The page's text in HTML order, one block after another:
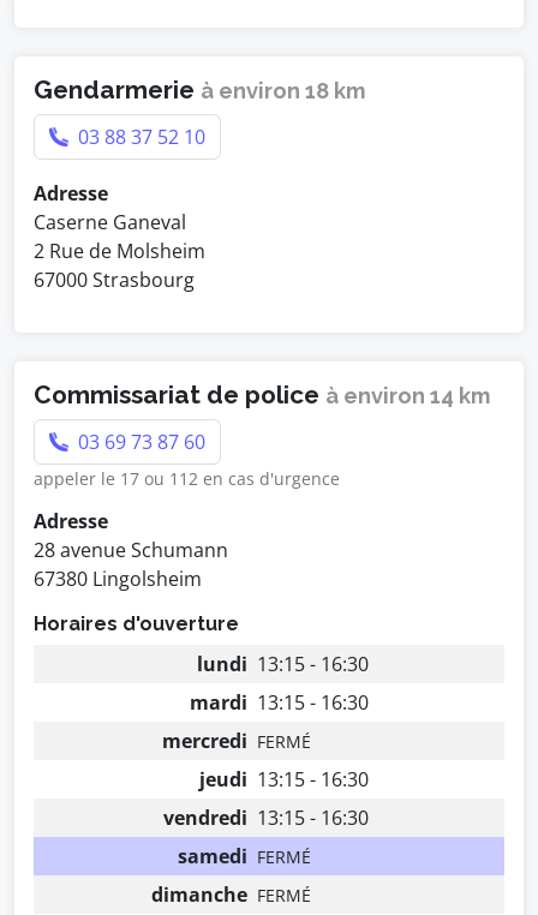
Gendarmerie à environ 18 km
03 88 37 52 10
Adresse
Caserne Ganeval
2 Rue de Molsheim
67000 Strasbourg
Commissariat de police à environ 14 km
03 69 73 87 60
appeler le 17 ou 112 en cas d'urgence
Adresse
28 avenue Schumann
67380 Lingolsheim
Horaires d'ouverture
lundi 13:15 - 16:30
mardi 13:15 - 16:30
mercredi FERMÉ
jeudi 13:15 - 16:30
vendredi 13:15 - 16:30
samedi FERMÉ
dimanche FERMÉ